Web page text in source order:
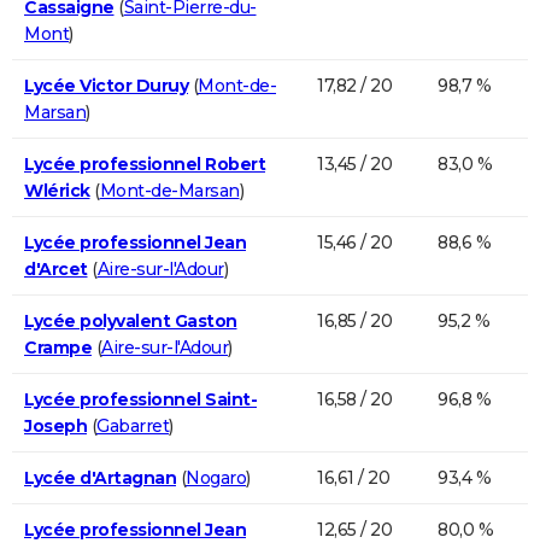
Cassaigne (Saint-Pierre-du-
Mont)
Lycée Victor Duruy(Mont-de-
Marsan)
17,82 / 20 98,7 %
Lycée professionnel Robert
Wlérick(Mont-de-Marsan)
13,45 / 20 83,0 %
Lycée professionnel Jean
d'Arcet(Aire-sur-l'Adour)
15,46 / 20 88,6 %
Lycée polyvalent Gaston
Crampe (Aire-sur-l'Adour)
16,85 / 20 95,2 %
Lycée professionnel Saint-
Joseph (Gabarret)
16,58 / 20 96,8 %
Lycée d'Artagnan (Nogaro) 16,61 / 20 93,4 %
Lycée professionnel Jean
12,65 / 20 80,0 %